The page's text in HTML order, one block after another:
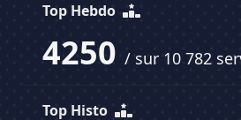
Top Hebdo
4250 / sur 10 782
Top Histo